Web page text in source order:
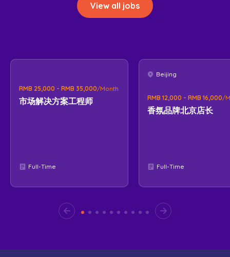
View all jobs
RMB 25,000 - RMB 35,000/Month
市场解决方案工程师
Full-Time
Beijing
RMB 12,000 - RMB 16,000/
香氛品牌北京店长
Full-Time